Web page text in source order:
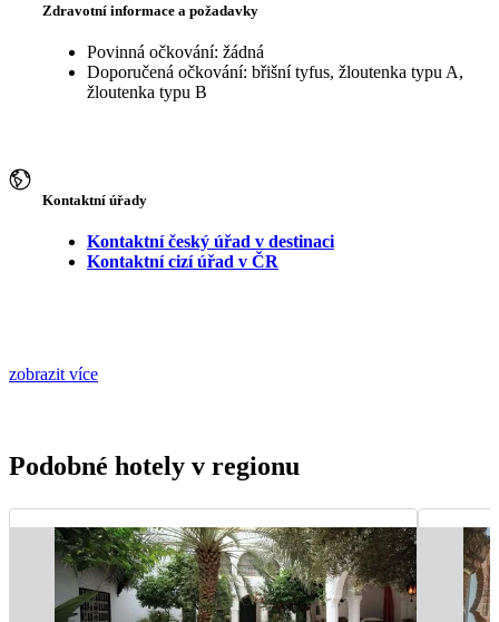
Zdravotní informace a požadavky
Povinná očkování: žádná
Doporučená očkování: břišní tyfus, žloutenka typu A,
žloutenka typu B
Kontaktní úřady
Kontaktní český úřad v destinaci
Kontaktní cizí úřad v ČR
zobrazit více
Podobné hotely v regionu